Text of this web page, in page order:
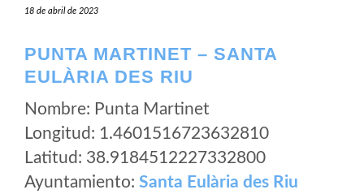
18 de abril de 2023
PUNTA MARTINET – SANTA
EULÀRIA DES RIU
Nombre: Punta Martinet
Longitud: 1.4601516723632810
Latitud: 38.9184512227332800
Ayuntamiento: Santa Eulària des Riu